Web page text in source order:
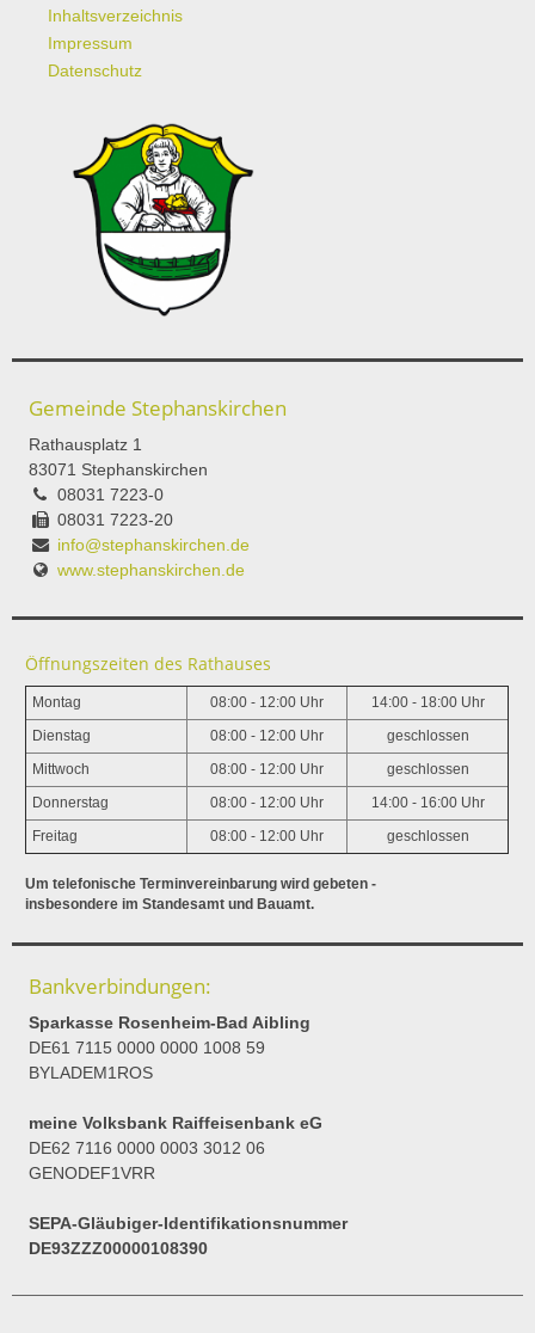
Inhaltsverzeichnis
Impressum
Datenschutz
Gemeinde Stephanskirchen
Rathausplatz 1
83071 Stephanskirchen
08031 7223-0
08031 7223-20
info@stephanskirchen.de
www.stephanskirchen.de
Öffnungszeiten des Rathauses
Montag 08:00 - 12:00 Uhr 14:00 - 18:00 Uhr
Dienstag 08:00 - 12:00 Uhr geschlossen
Mittwoch 08:00 - 12:00 Uhr geschlossen
Donnerstag 08:00 - 12:00 Uhr 14:00 - 16:00 Uhr
Freitag 08:00 - 12:00 Uhr geschlossen
Um telefonische Terminvereinbarung wird gebeten -
insbesondere im Standesamt und Bauamt.
Bankverbindungen:
Sparkasse Rosenheim-Bad Aibling
DE61 7115 0000 0000 1008 59
BYLADEM1ROS
meine Volksbank Raiffeisenbank eG
DE62 7116 0000 0003 3012 06
GENODEF1VRR
SEPA-Gläubiger-Identifikationsnummer
DE93ZZZ00000108390